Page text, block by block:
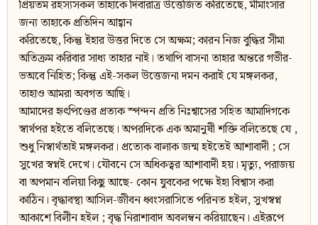
প্রিয়তম রহস্যসকল তাহাকে দিবারাত্র উত্তেজিত করিতেছে, মীমাংসার
জন্য তাহাকে প্রতিদিন আহ্বান
করিতেছে, কিন্তু ইহার উত্তর দিতে সে অক্ষম; কারন নিজ বুদ্ধির সীমা
অতিক্রম করিবার সাধ্য তাহার নাই। তথাপি বাসনা তাহার অন্তরে গভীর-
ভঅবে নিহিত; কিন্তু এই-সকল উত্তেজনা দমন করাই যে মঙ্গলকর,
তাহাও আমরা অবগত আছি।
আমাদের হৃৎপিণ্ডের প্রত্যক স্পন্দন প্রতি নিঃশ্বাসের সহিত আমাদিগকে
স্বার্থপর হইতে বলিতেছে। অপরদিকে এক অমানুষী শক্তি বলিতেছে যে ,
শুধু নিস্বার্থতাই মঙ্গলকর। প্রত্যেক বালাক জন্ম হইতেই আশাবাদী ; সে
সুখের স্বপ্নই দেখে। যৌবনে সে অধিকত্বর আশাবাদী হয়। মৃত্যু, পরাজয়
বা অপমান বলিয়া কিছু আছে- কোন যুবকের পক্ষে ইহা বিশ্বাস করা
কাঠিন। বৃদ্ধাবস্থা আসিল-জীবন ধ্বংসরাসিতে পরিনত হইল, সুখস্বপ্ন
আকাশে বিলীন হইল ; বৃদ্ধ নিরাশাবাদ অবলম্বন করিয়াছেন। এইরূপে